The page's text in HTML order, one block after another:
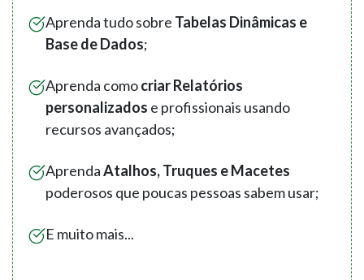
Aprenda tudo sobre Tabelas Dinâmicas e
Base de Dados;
Aprenda comocriar Relatórios
personalizados e profissionais usando
recursos avançados;
AprendaAtalhos, Truques e Macetes
poderosos que poucas pessoas sabem usar;
E muito mais...